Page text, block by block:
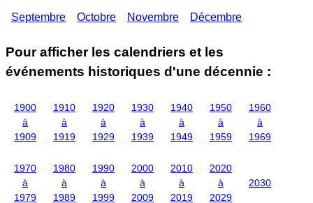
Septembre Octobre Novembre Décembre
Pour afficher les calendriers et les
événements historiques d'une décennie :
1900
à
1909
1910
à
1919
1920
à
1929
1930
à
1939
1940
à
1949
1950
à
1959
1960
à
1969
1970
à
1979
1980
à
1989
1990
à
1999
2000
à
2009
2010
à
2019
2020
à
2029
2030